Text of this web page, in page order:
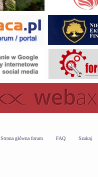
Strona główna forum FAQ Szukaj